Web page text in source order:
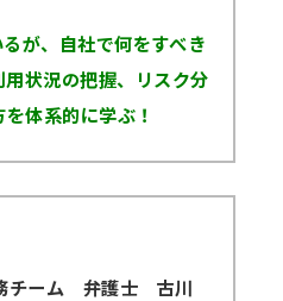
が、自社で何をすべき
状況の把握、リスク分
体系的に学ぶ！
チーム 弁護士 古川